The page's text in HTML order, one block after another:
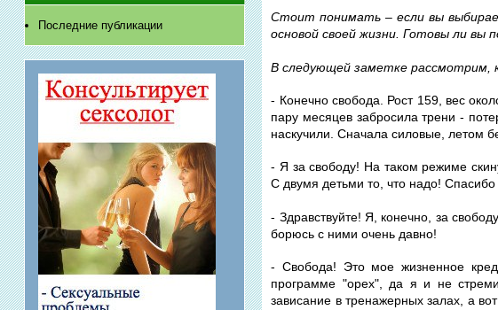
Последние публикации
Стоит понимать – если вы
основой своей жизни. Готовы ли вы
В следующей заметке рассмотрим,
- Конечно свобода. Рост 159, вес
пару месяцев забросила трени -
наскучили. Сначала силовые, летом
- Я за свободу! На таком режиме
С двумя детьми то, что надо! Спасибо
- Здравствуйте! Я, конечно, за
борюсь с ними очень давно!
- Свобода! Это мое жизненное
программе "орех", да я и не
зависание в тренажерных залах, а